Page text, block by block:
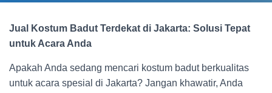
N
Jual Kostum Badut Terdekat di Jakarta: Solusi Tepat
untuk Acara Anda
Apakah Anda sedang mencari kostum badut berkualitas
untuk acara spesial di Jakarta? Jangan khawatir, Anda